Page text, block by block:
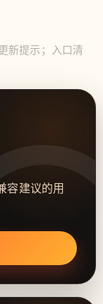
新提示；入口清
容建议的用